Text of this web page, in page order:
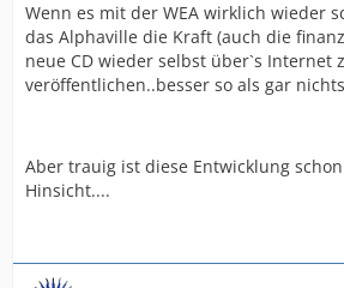
Wenn es mit der WEA wirklich wieder
das Alphaville die Kraft (auch die
neue CD wieder selbst über`s Internet
veröffentlichen..besser so als gar
Aber trauig ist diese Entwicklung
Hinsicht....